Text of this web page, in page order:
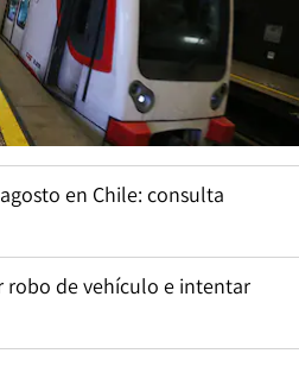
en Chile: consulta
robo de vehículo e intentar